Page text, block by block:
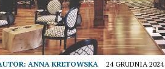
ANNA KRETOWSKA 24 GRUDNIA 2024